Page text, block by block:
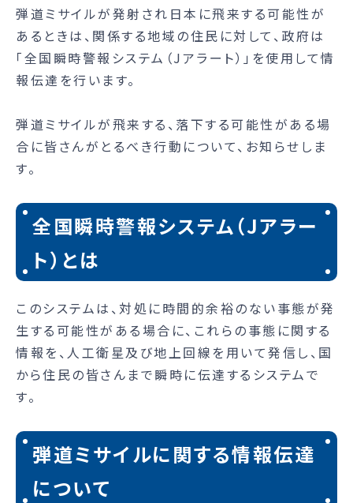
弾道ミサイルが発射され日本に飛来する可能性が
あるときは、関係する地域の住民に対して、政府は
「全国瞬時警報システム（Jアラート）」を使用して情
報伝達を行います。
弾道ミサイルが飛来する、落下する可能性がある場
合に皆さんがとるべき行動について、お知らせしま
す。
全国瞬時警報システム（Jアラー
ト）とは
このシステムは、対処に時間的余裕のない事態が発
生する可能性がある場合に、これらの事態に関する
情報を、人工衛星及び地上回線を用いて発信し、国
から住民の皆さんまで瞬時に伝達するシステムで
す。
弾道ミサイルに関する情報伝達
について